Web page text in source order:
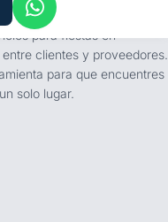
para fiestas en
clientes y proveedores.
para que encuentres
solo lugar.